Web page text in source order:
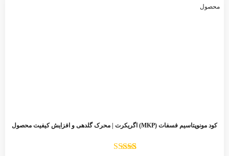
کود مونوپتاسیم فسفات (MKP) اگریکرت | محرک گلدهی و افزایش کیفیت محصول